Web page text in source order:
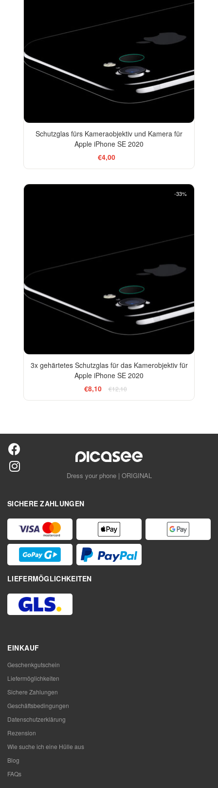
Schutzglas fürs Kameraobjektiv und Kamera für
Apple iPhone SE 2020
€4,00
-33%
3x gehärtetes Schutzglas für das Kamerobjektiv für
Apple iPhone SE 2020
€8,10
€12,10
Dress your phone | ORIGINAL
SICHERE ZAHLUNGEN
LIEFERMÖGLICHKEITEN
EINKAUF
Geschenkgutschein
Liefermöglichkeiten
Sichere Zahlungen
Geschäftsbedingungen
Datenschutzerklärung
Rezension
Wie suche ich eine Hülle aus
Blog
FAQs